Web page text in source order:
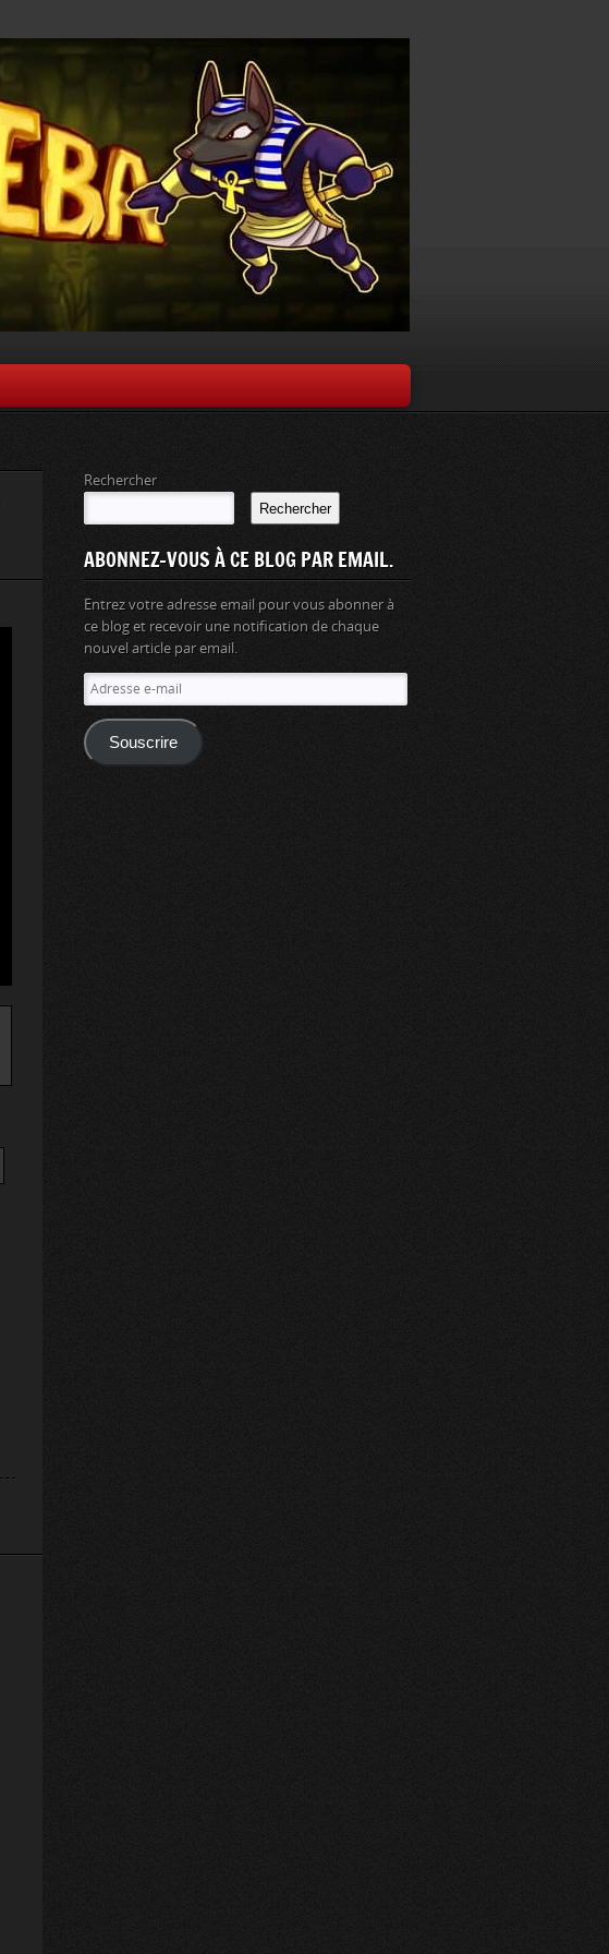
Rechercher
Rechercher
ABONNEZ-VOUS À CE BLOG PAR EMAIL.
Entrez votre adresse email pour vous abonner à
ce blog et recevoir une notification de chaque
nouvel article par email.
Adresse
e-
mail
Souscrire